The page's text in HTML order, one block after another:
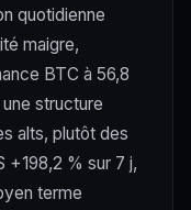
quotidienne
maigre,
BTC à 56,8
structure
alts, plutôt des
+198,2 % sur 7 j,
terme